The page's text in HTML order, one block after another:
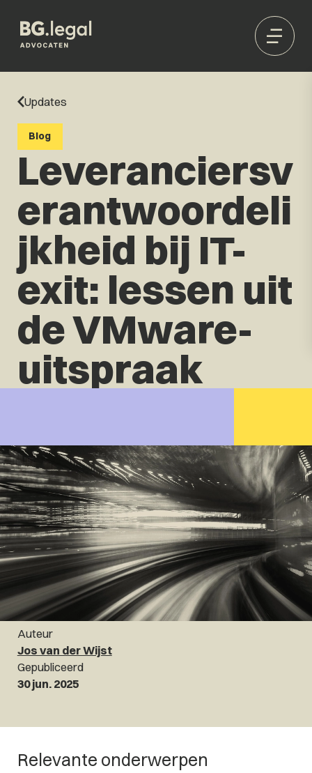
Updates
Blog
Leveranciersv
erantwoordeli
jkheid bij IT-
exit: lessen uit
de VMware-
uitspraak
Auteur
Jos van der Wijst
Gepubliceerd
30 jun. 2025
Relevante onderwerpen